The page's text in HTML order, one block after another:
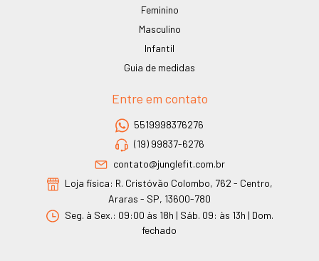
Feminino
Masculino
Infantil
Guia de medidas
Entre em contato
5519998376276
(19) 99837-6276
contato@junglefit.com.br
Loja física: R. Cristóvão Colombo, 762 - Centro,
Araras - SP, 13600-780
Seg. à Sex.: 09:00 às 18h | Sáb. 09: às 13h | Dom.
fechado